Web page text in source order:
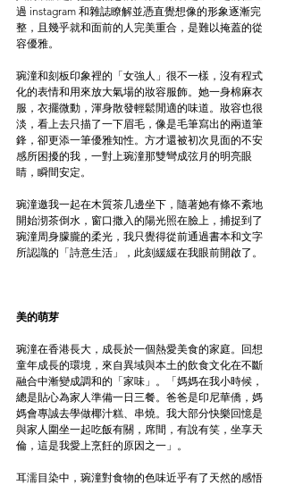
過 instagram 和雜誌瞭解並憑直覺想像的形象逐漸完
整，且幾乎就和面前的人完美重合，是難以掩蓋的從
容優雅。
琬潼和刻板印象裡的「女強人」很不一樣，沒有程式
化的表情和用來放大氣場的妝容服飾。她一身棉麻衣
服，衣擺微動，渾身散發輕鬆閒適的味道。妝容也很
淡，看上去只描了一下眉毛，像是毛筆寫出的兩道筆
鋒，卻更添一筆優雅知性。方才還被初次見面的不安
感所困擾的我，一對上琬潼那雙彎成弦月的明亮眼
睛，瞬間安定。
琬潼邀我一起在木質茶几邊坐下，隨著她有條不紊地
開始沏茶倒水，窗口撒入的陽光照在臉上，捕捉到了
琬潼周身朦朧的柔光，我只覺得從前通過書本和文字
所認識的「詩意生活」，此刻緩緩在我眼前開啟了。
美的萌芽
琬潼在香港長大，成長於一個熱愛美食的家庭。回想
童年成長的環境，來自異域與本土的飲食文化在不斷
融合中漸變成調和的「家味」。「媽媽在我小時候，
總是貼心為家人準備一日三餐。爸爸是印尼華僑，媽
媽會專誠去學做椰汁糕、串燒。我大部分快樂回憶是
與家人圍坐一起吃飯有關，席間，有說有笑，坐享天
倫，這是我愛上烹飪的原因之一」。
耳濡目染中，琬潼對食物的色味近乎有了天然的感悟